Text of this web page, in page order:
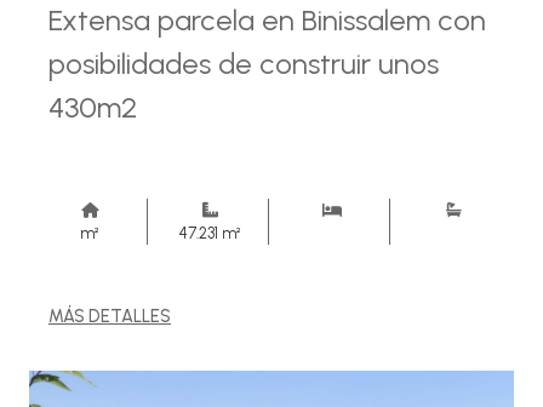
Extensa parcela en Binissalem con
posibilidades de construir unos
430m2
m² 47.231 m²
MÁS DETALLES